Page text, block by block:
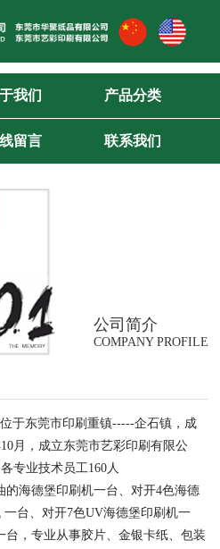
我们 产品分类
留言 联系我们
公司简介
COMPANY PROFILE
于东莞市印刷重镇-----企石镇，成
月，成立东莞市艺彩印刷有限公
专业技术员工160人
海德堡印刷机一台、对开4色海德
台、对开7色UV海德堡印刷机一
台，专业从事胶片、金银卡纸、包装